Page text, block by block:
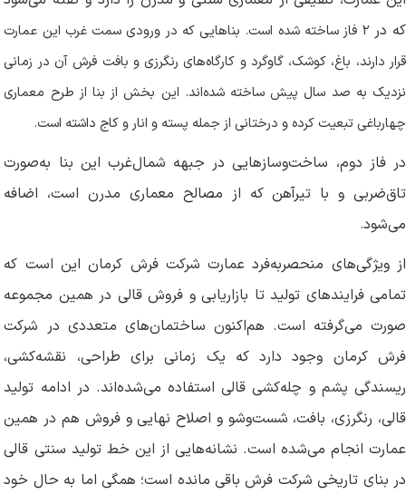
که در۲ فاز ساخته شده است. بناهایی که در ورودی سمت غرب این عمارت
قرار دارند، باغ، کوشک، گاوگرد و کارگاه‌های رنگرزی و بافت فرش آن در زمانی
نزدیک به صد سال پیش ساخته شده‌اند. این بخش از بنا از طرح معماری
چهارباغی تبعیت کرده و درختانی از جمله پسته و انار و کاج داشته است.
در فاز دوم، ساخت‌وسازهایی در جبهه شمال‌غرب این بنا به‌صورت
تاق‌ضربی و با تیرآهن که از مصالح معماری مدرن است، اضافه
می‌شود.
از ویژگی‌های منحصربه‌فرد عمارت شرکت فرش کرمان این است که
تمامی فرایندهای تولید تا بازاریابی و فروش قالی در همین مجموعه
صورت می‌گرفته است. هم‌اکنون ساختمان‌های متعددی در شرکت
فرش کرمان وجود دارد که یک زمانی برای طراحی، نقشه‌کشی،
ریسندگی پشم‌ و چله‌کشی قالی استفاده می‌شده‌اند. در ادامه تولید
قالی، رنگرزی، بافت، شست‌وشو و اصلاح نهایی و فروش هم در همین
عمارت انجام می‌شده است. نشانه‌هایی از این خط تولید سنتی قالی
در بنای تاریخی شرکت فرش باقی مانده است؛ همگی اما به حال خود